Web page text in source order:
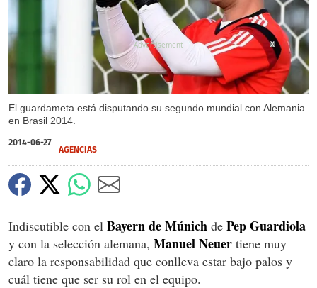
El guardameta está disputando su segundo mundial con Alemania
en Brasil 2014.
X
2014-06-27
AGENCIAS
Indiscutible con el Bayern de Múnich de Pep Guardiola
y con la selección alemana, Manuel Neuer tiene muy
claro la responsabilidad que conlleva estar bajo palos y
cuál tiene que ser su rol en el equipo.